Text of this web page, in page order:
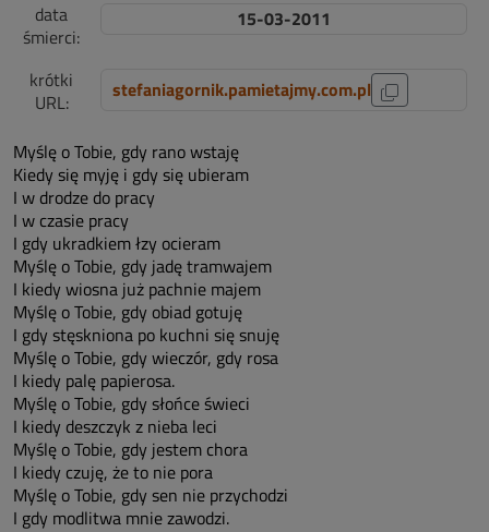
data
śmierci:
15-03-2011
krótki
URL:
stefaniagornik.pamietajmy.com.pl
Myślę o Tobie, gdy rano wstaję
Kiedy się myję i gdy się ubieram
I w drodze do pracy
I w czasie pracy
I gdy ukradkiem łzy ocieram
Myślę o Tobie, gdy jadę tramwajem
I kiedy wiosna już pachnie majem
Myślę o Tobie, gdy obiad gotuję
I gdy stęskniona po kuchni się snuję
Myślę o Tobie, gdy wieczór, gdy rosa
I kiedy palę papierosa.
Myślę o Tobie, gdy słońce świeci
I kiedy deszczyk z nieba leci
Myślę o Tobie, gdy jestem chora
I kiedy czuję, że to nie pora
Myślę o Tobie, gdy sen nie przychodzi
I gdy modlitwa mnie zawodzi.